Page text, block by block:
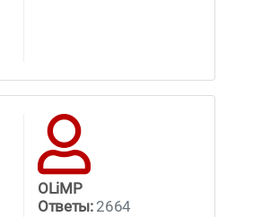
OLiMP
Ответы:2664